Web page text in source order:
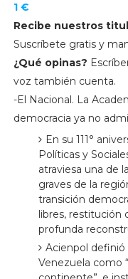
1 €
Recibe nuestros
Suscríbete gratis y
¿Qué opinas?
voz también cuenta.
-El Nacional. La
democracia ya no
En su 111°
Políticas y
atraviesa una de
graves de la
transición
libres, restitución
profunda
Acienpol definió
Venezuela como